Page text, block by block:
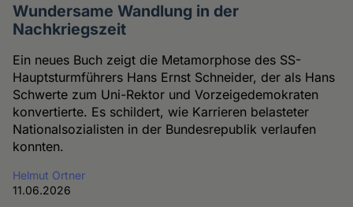
Wundersame Wandlung in der
Nachkriegszeit
Ein neues Buch zeigt die Metamorphose des SS-
Hauptsturmführers Hans Ernst Schneider, der als Hans
Schwerte zum Uni-Rektor und Vorzeigedemokraten
konvertierte. Es schildert, wie Karrieren belasteter
Nationalsozialisten in der Bundesrepublik verlaufen
konnten.
Helmut Ortner
11.06.2026